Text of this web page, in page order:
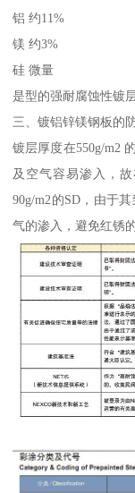
铝 约11%
镁 约3%
硅 微量
是型的强耐腐蚀性镀
三、镀铝锌镁钢板的
镀层厚度在550g/m2
及空气容易渗入，
90g/m2的SD，由于
气的渗入，避免红锈